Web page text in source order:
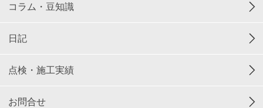
コラム・豆知識
日記
点検・施工実績
お問合せ